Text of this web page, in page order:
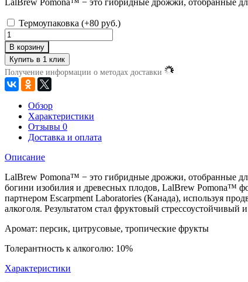
Термоупаковка (+80 руб.)
В корзину
Получение информации о методах доставки
Обзор
Характеристики
Отзывы 0
Доставка и оплата
Описание
LalBrew Pomona™ − это гибридные дрожжи, отобранные
богини изобилия и древесных плодов, LalBrew Pomona™
партнером Escarpment Laboratories (Канада), используя
алкоголя. Результатом стал фруктовый
Аромат: персик, цитрусовые, тропические фрукты
Толерантность к алкоголю: 10%
Характеристики